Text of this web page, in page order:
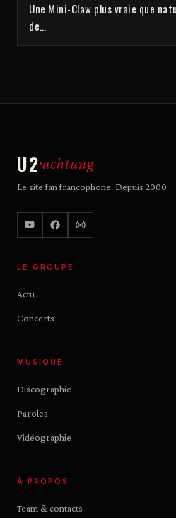
Une Mini-Claw plus vraie que
de…
U2 achtung
Le site fan francophone. Depuis 2000
LE GROUPE
Actu
Concerts
MUSIQUE
Discographie
Paroles
Vidéographie
À PROPOS
Team & contacts